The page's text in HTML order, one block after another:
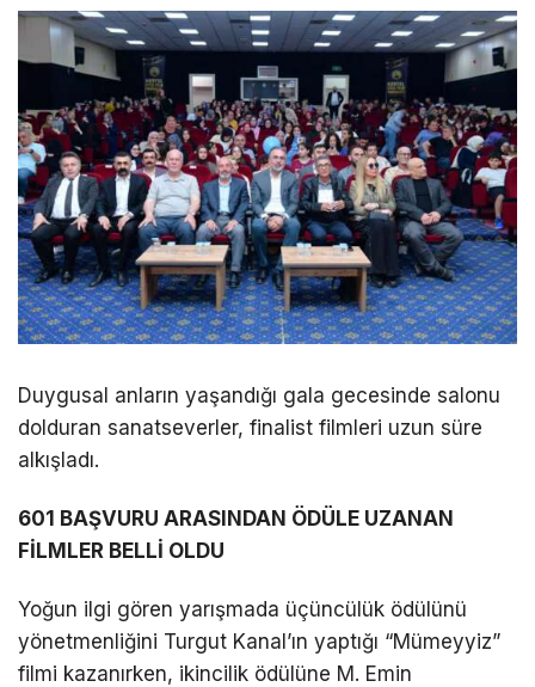
Duygusal anların yaşandığı gala gecesinde salonu
dolduran sanatseverler, finalist filmleri uzun süre
alkışladı.
601 BAŞVURU ARASINDAN ÖDÜLE UZANAN
FİLMLER BELLİ OLDU
Yoğun ilgi gören yarışmada üçüncülük ödülünü
yönetmenliğini Turgut Kanal’ın yaptığı “Mümeyyiz”
filmi kazanırken, ikincilik ödülüne M. Emin